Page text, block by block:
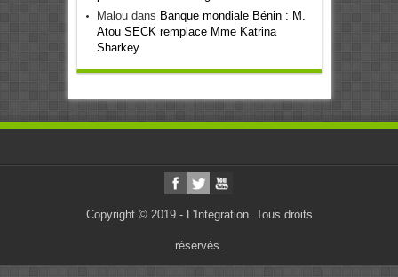
Maloudans Banque mondiale Bénin : M.
Atou SECK remplace Mme Katrina
Sharkey
Copyright © 2019 - L'Intégration. Tous droits
réservés.